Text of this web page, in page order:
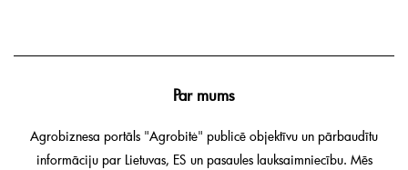
Par mums
Agrobiznesa portāls "Agrobitė" publicē objektīvu un pārbaudītu
informāciju par Lietuvas, ES un pasaules lauksaimniecību. Mēs